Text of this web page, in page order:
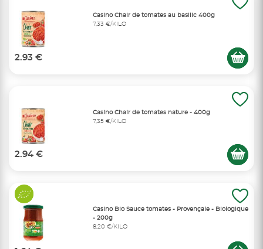
Casino Chair de tomates au basilic 400g
7,33 €/KILO
2.93 €
Casino Chair de tomates nature - 400g
7,35 €/KILO
2.94 €
Casino Bio Sauce tomates - Provençale - Biologique
- 200g
8,20 €/KILO